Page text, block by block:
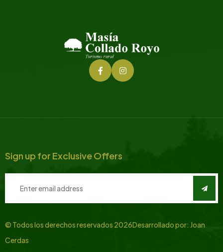
Sign up for Exclusive Offers
© Todos los derechos reservados 2026Desarrollado por: Joan
Cerdas